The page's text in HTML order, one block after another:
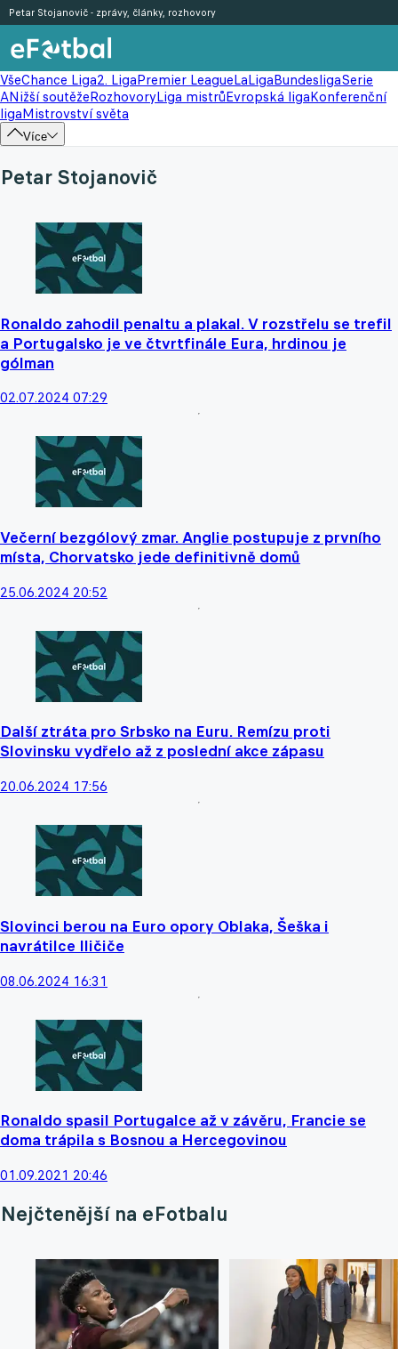
VšeChance Liga2. LigaPremier LeagueLaLigaBundesligaSerie
ANižší soutěžeRozhovoryLiga mistrůEvropská ligaKonferenční
ligaMistrovství světa
Více
Petar Stojanovič - zprávy, články, rozhovory
Petar Stojanovič
Ronaldo zahodil penaltu a plakal. V rozstřelu se trefil
a Portugalsko je ve čtvrtfinále Eura, hrdinou je
gólman
02.07.2024 07:29
Večerní bezgólový zmar. Anglie postupuje z prvního
místa, Chorvatsko jede definitivně domů
25.06.2024 20:52
Další ztráta pro Srbsko na Euru. Remízu proti
Slovinsku vydřelo až z poslední akce zápasu
20.06.2024 17:56
Slovinci berou na Euro opory Oblaka, Šeška i
navrátilce Iličiče
08.06.2024 16:31
Ronaldo spasil Portugalce až v závěru, Francie se
doma trápila s Bosnou a Hercegovinou
01.09.2021 20:46
Nejčtenější na eFotbalu